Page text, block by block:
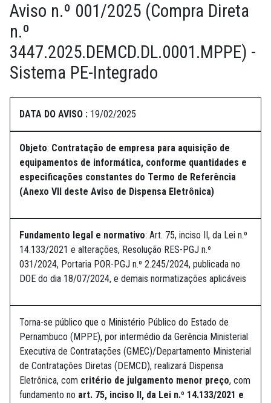
Aviso n.º 001/2025 (Compra Direta
n.º
3447.2025.DEMCD.DL.0001.MPPE) -
Sistema PE-Integrado
DATA DO AVISO : 19/02/2025
Objeto: Contratação de empresa para aquisição de
equipamentos de informática, conforme quantidades e
especificações constantes do Termo de Referência
(Anexo VII deste Aviso de Dispensa Eletrônica)
Fundamento legal e normativo: Art. 75, inciso II, da Lei n.º
14.133/2021 e alterações, Resolução RES-PGJ n.º
031/2024, Portaria POR-PGJ n.º 2.245/2024, publicada no
DOE do dia 18/07/2024, e demais normatizações aplicáveis
Torna-se público que o Ministério Público do Estado de
Pernambuco (MPPE), por intermédio da Gerência Ministerial
Executiva de Contratações (GMEC)/Departamento Ministerial
de Contratações Diretas (DEMCD), realizará Dispensa
Eletrônica, com critério de julgamento menor preço, com
fundamento no art. 75, inciso II, da Lei n.º 14.133/2021 e